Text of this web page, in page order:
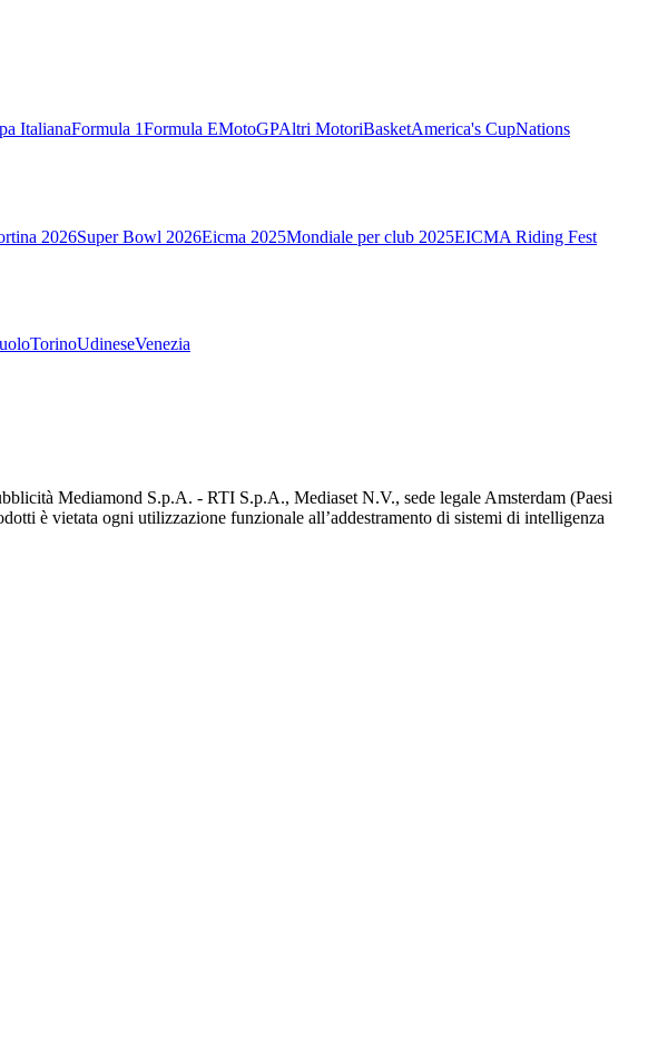
ItalianaFormula 1Formula EMotoGPAltri MotoriBasketAmerica's CupNations
2026Super Bowl 2026Eicma 2025Mondiale per club 2025EICMA Riding Fest
TorinoUdineseVenezia
Mediamond S.p.A. - RTI S.p.A., Mediaset N.V., sede legale Amsterdam (Paesi
è vietata ogni utilizzazione funzionale all’addestramento di sistemi di intelligenza